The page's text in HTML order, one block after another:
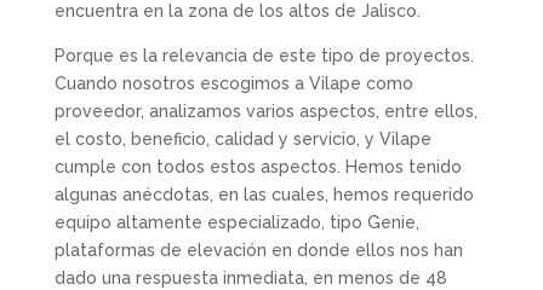
encuentra en la zona de los altos de Jalisco.
Porque es la relevancia de este tipo de proyectos.
Cuando nosotros escogimos a Vilape como
proveedor, analizamos varios aspectos, entre ellos,
el costo, beneficio, calidad y servicio, y Vilape
cumple con todos estos aspectos. Hemos tenido
algunas anécdotas, en las cuales, hemos requerido
equipo altamente especializado, tipo Genie,
plataformas de elevación en donde ellos nos han
dado una respuesta inmediata, en menos de 48